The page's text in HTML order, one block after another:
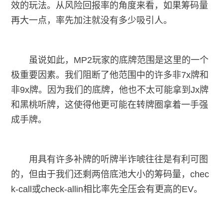
效的玩法。从风险回报率的角度来看，如果筹码量
再大一点，率先加注就没有多少吸引人。
虽说如此，MP2玩家的底牌范围是这里的一个
极重要因素。我们阻断了他范围中的许多非7x牌和
非9x牌。因为我们的底牌，他也不太可能拿到Jx牌
和黑桃听牌，这使得他更可能在转牌圈拿着一手强
成手牌。
用具有许多补牌的听牌半诈唬往往是有利可图
的，但由于我们还剩两倍底池大小的筹码量，chec
k-call或check-allin相比率先全压会有更高的EV。